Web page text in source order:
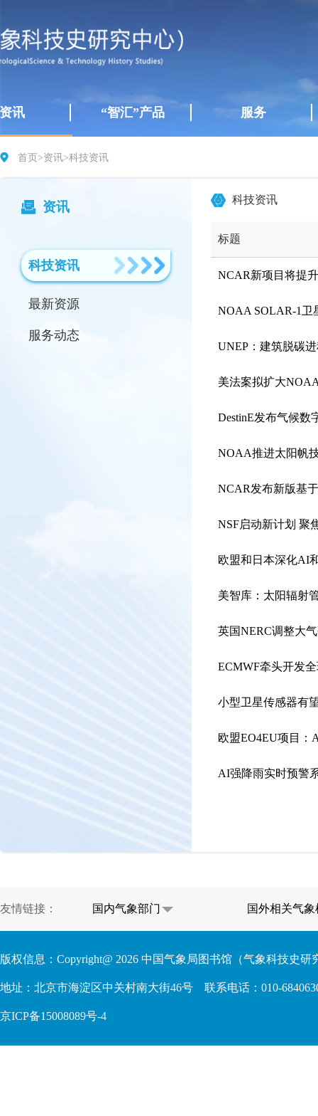
讯 “智汇”产品 服务
首页 >资讯>科技资讯
资讯
科技资讯
最新资源
服务动态
科技资讯
标题
NCAR新项目将提
NOAA SOLAR-1卫
UNEP：建筑脱碳
美法案拟扩大
DestinE发布气候数
NOAA推进太阳帆
NCAR发布新版基
NSF启动新计划 聚
欧盟和日本深化AI
美智库：太阳辐射
英国NERC调整大
ECMWF牵头开发
小型卫星传感器有
欧盟EO4EU项目：
AI强降雨实时预警
友情链接： 国内气象部门 国外相关气象
版权信息：Copyright@ 2026 中国气象局图书馆（气象科技史研
地址：北京市海淀区中关村南大街46号 联系电话：010-
京ICP备15008089号-4